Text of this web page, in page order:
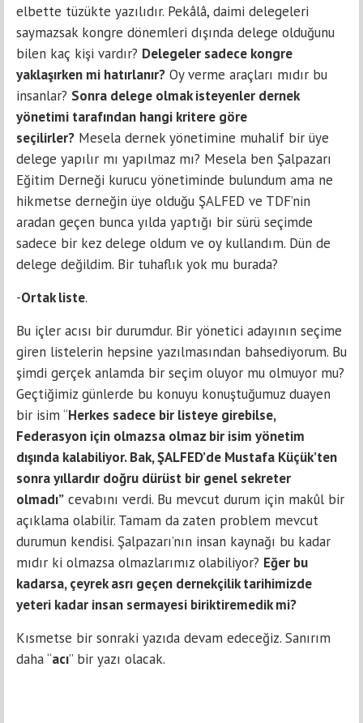
elbette tüzükte yazılıdır. Pekâlâ, daimi delegeleri
saymazsak kongre dönemleri dışında delege olduğunu
bilen kaç kişi vardır? Delegeler sadece kongre
yaklaşırken mi hatırlanır? Oy verme araçları mıdır bu
insanlar? Sonra delege olmak isteyenler dernek
yönetimi tarafından hangi kritere göre
seçilirler? Mesela dernek yönetimine muhalif bir üye
delege yapılır mı yapılmaz mı? Mesela ben Şalpazarı
Eğitim Derneği kurucu yönetiminde bulundum ama ne
hikmetse derneğin üye olduğu ŞALFED ve TDF’nin
aradan geçen bunca yılda yaptığı bir sürü seçimde
sadece bir kez delege oldum ve oy kullandım. Dün de
delege değildim. Bir tuhaflık yok mu burada?
-Ortak liste.
Bu içler acısı bir durumdur. Bir yönetici adayının seçime
giren listelerin hepsine yazılmasından bahsediyorum. Bu
şimdi gerçek anlamda bir seçim oluyor mu olmuyor mu?
Geçtiğimiz günlerde bu konuyu konuştuğumuz duayen
bir isim “Herkes sadece bir listeye girebilse,
Federasyon için olmazsa olmaz bir isim yönetim
dışında kalabiliyor. Bak, ŞALFED’de Mustafa Küçük’ten
sonra yıllardır doğru dürüst bir genel sekreter
olmadı” cevabını verdi. Bu mevcut durum için makûl bir
açıklama olabilir. Tamam da zaten problem mevcut
durumun kendisi. Şalpazarı’nın insan kaynağı bu kadar
mıdır ki olmazsa olmazlarımız olabiliyor? Eğer bu
kadarsa, çeyrek asrı geçen dernekçilik tarihimizde
yeteri kadar insan sermayesi biriktiremedik mi?
Kısmetse bir sonraki yazıda devam edeceğiz. Sanırım
daha “acı” bir yazı olacak.